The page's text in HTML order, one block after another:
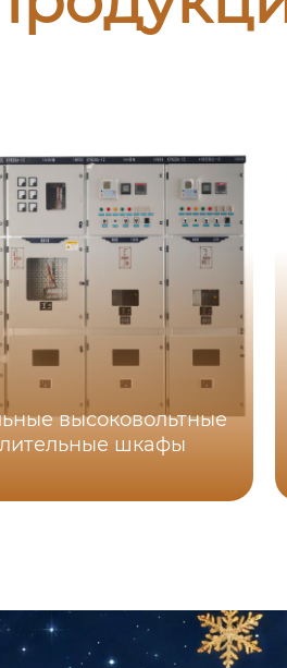
высоковольтные
шкафы